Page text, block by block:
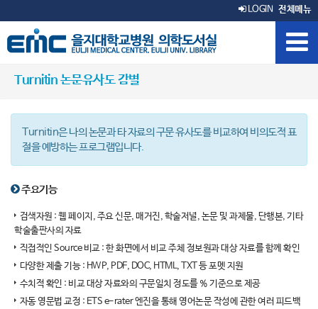
LOGIN 전체메뉴
Turnitin 논문유사도 감별
Turnitin은 나의 논문과 타 자료의 구문 유사도를 비교하여 비의도적 표
절을 예방하는 프로그램입니다.
주요기능
검색자원 : 웹 페이지, 주요 신문, 매거진, 학술저널, 논문 및 과제물, 단행본, 기타
학술출판사의 자료
직접적인 Source 비교 : 한 화면에서 비교 주체 정보원과 대상 자료를 함께 확인
다양한 제출 기능 : HWP, PDF, DOC, HTML, TXT 등 포멧 지원
수치적 확인 : 비교 대상 자료와의 구문일치 정도를 % 기준으로 제공
자동 영문법 교정 : ETS e-rater 엔진을 통해 영어논문 작성에 관한 여러 피드백